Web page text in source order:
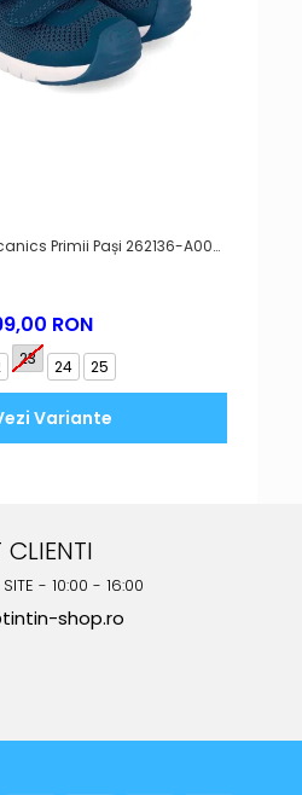
Primii Pași 262136-A008
RON
23 24 25
Variante
CLIENTI
- 10:00 - 16:00
shop.ro